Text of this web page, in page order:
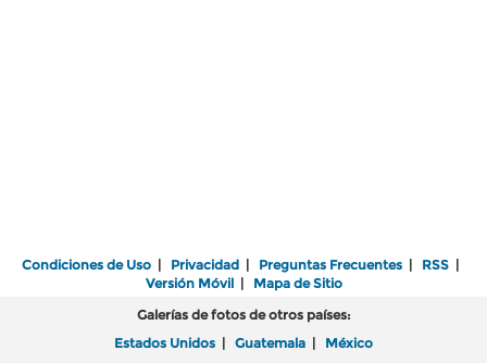
Condiciones de Uso | Privacidad | Preguntas Frecuentes | RSS |
Versión Móvil| Mapa de Sitio
Galerías de fotos de otros países:
Estados Unidos | Guatemala | México